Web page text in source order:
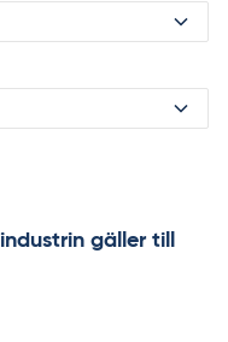
gäl­ler till